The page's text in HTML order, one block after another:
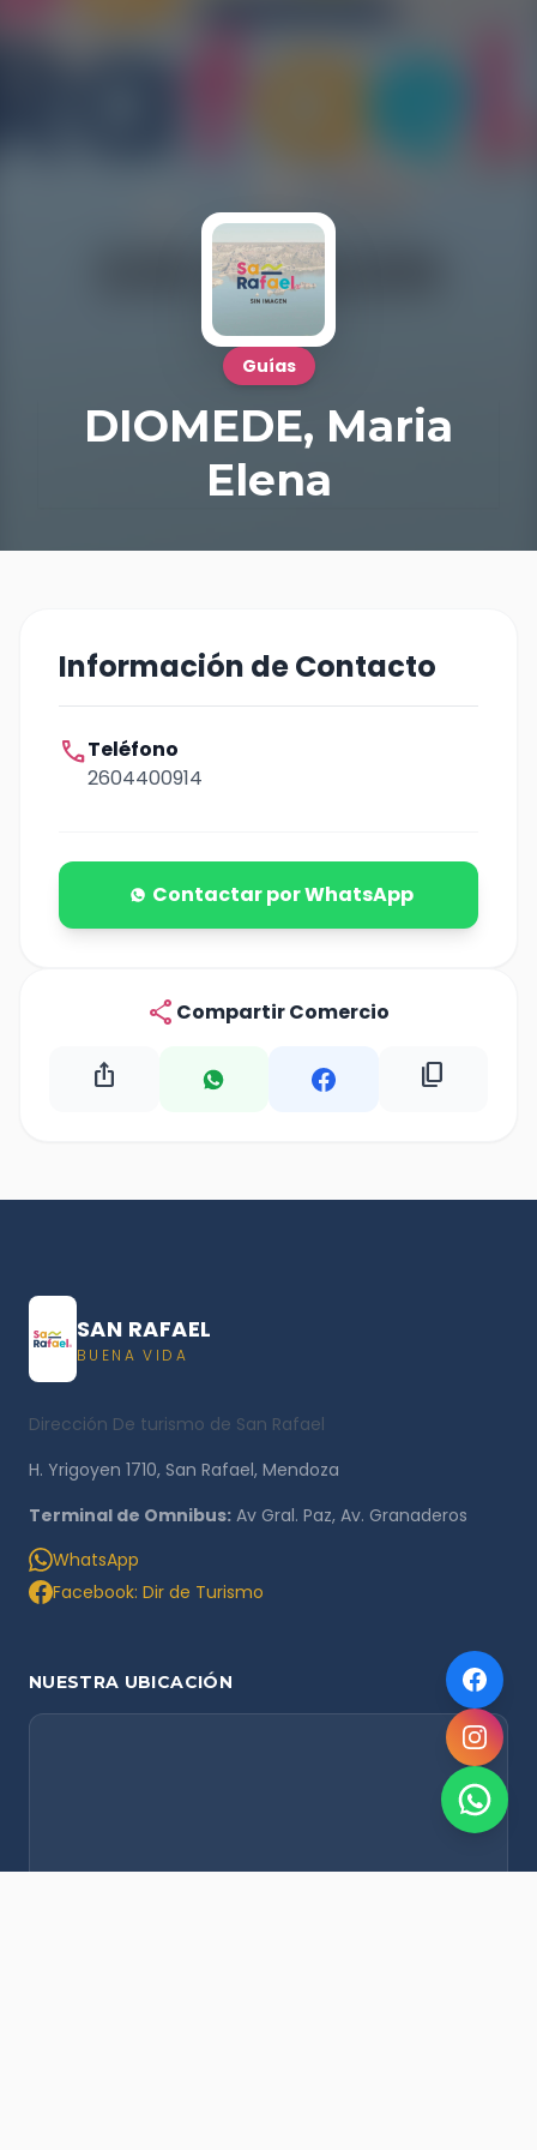
Guías
DIOMEDE, Maria
Elena
Información de Contacto
callTeléfono
2604400914
Contactar por WhatsApp
share Compartir Comercio
ios_share content_copy
SAN RAFAEL
BUENA VIDA
Dirección De turismo de San Rafael
H. Yrigoyen 1710, San Rafael, Mendoza
Terminal de Omnibus: Av Gral. Paz, Av. Granaderos
WhatsApp
Facebook: Dir de Turismo
NUESTRA UBICACIÓN